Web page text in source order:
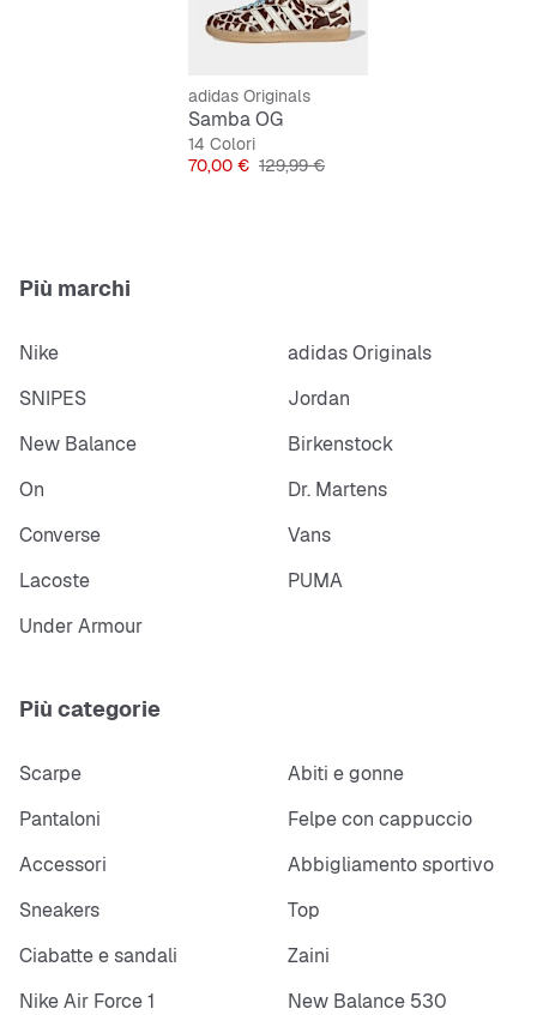
Vestibilità regolare
3 strisce seghettate
Nome Samba stampato sul lato
adidas Originals
Samba OG
14 Colori
Prezzo
70,00 € Prezzo originale
129,99 €
Più marchi
Nike
adidas Originals
SNIPES
Jordan
New Balance
Birkenstock
On
Dr. Martens
Converse
Vans
Lacoste
PUMA
Under Armour
Più categorie
Scarpe
Abiti e gonne
Pantaloni
Felpe con cappuccio
Accessori
Abbigliamento sportivo
Sneakers
Top
Ciabatte e sandali
Zaini
Nike Air Force 1
New Balance 530